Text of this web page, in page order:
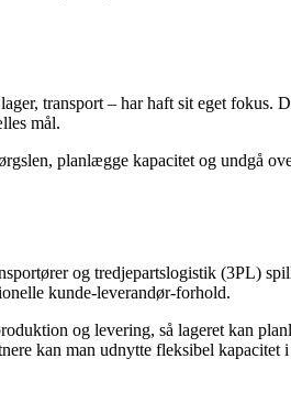
transport – har haft sit eget fokus.
mål.
planlægge kapacitet og undgå
og tredjepartslogistik (3PL)
kunde-leverandør-forhold.
og levering, så lageret kan
kan man udnytte fleksibel kapacitet